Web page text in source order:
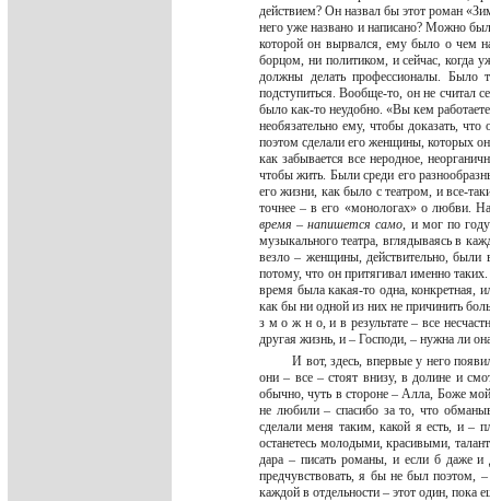
действием? Он назвал бы этот роман
него уже названо и написано? Можно
которой он вырвался, ему было о чем
борцом, ни политиком, и сейчас, когда
должны делать профессионалы.
подступиться. Вообще-то, он не считал
было как-то неудобно. «Вы кем
необязательно ему, чтобы доказать,
поэтом сделали его женщины, которых
как забывается все неродное,
чтобы жить. Были среди его
его жизни, как было с театром, и все-
точнее – в его «монологах» о любви.
время – напишется само, и мог по году
музыкального театра, вглядываясь в
везло – женщины, действительно, были
потому, что он притягивал именно
время была какая-то одна, конкретная,
как бы ни одной из них не причинить
з м о ж н о, и в результате – все
другая жизнь, и – Господи, – нужна ли
И вот, здесь, впервые у него
они – все – стоят внизу, в долине и
обычно, чуть в стороне – Алла, Боже
не любили – спасибо за то, что
сделали меня таким, какой я есть, и –
останетесь молодыми, красивыми,
дара – писать романы, и если б даже
предчувствовать, я бы не был поэтом,
каждой в отдельности – этот один,